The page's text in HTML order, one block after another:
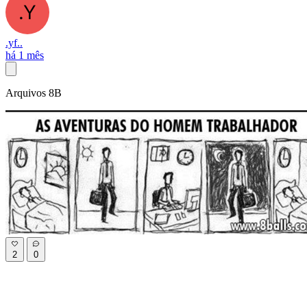
.yf..
há 1 mês
Arquivos 8B
2 0